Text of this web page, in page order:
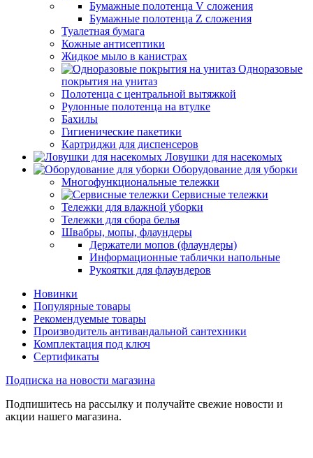
Бумажные полотенца V сложения
Бумажные полотенца Z сложения
Туалетная бумага
Кожные антисептики
Жидкое мыло в канистрах
Одноразовые
покрытия на унитаз
Полотенца с центральной вытяжкой
Рулонные полотенца на втулке
Бахилы
Гигиенические пакетики
Картриджи для диспенсеров
Ловушки для насекомых
Оборудование для уборки
Многофункциональные тележки
Сервисные тележки
Тележки для влажной уборки
Тележки для сбора белья
Швабры, мопы, флаундеры
Держатели мопов (флаундеры)
Информационные таблички напольные
Рукоятки для флаундеров
Новинки
Популярные товары
Рекомендуемые товары
Производитель антивандальной сантехники
Комплектация под ключ
Сертификаты
Подписка на новости магазина
Подпишитесь на рассылку и получайте свежие новости и
акции нашего магазина.